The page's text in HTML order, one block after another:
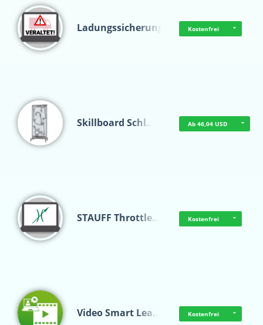
Ladungssicherung Kostenfrei
Skillboard Schl… Ab 46,04 USD
STAUFF Throttle… Kostenfrei
Video Smart Lea… Kostenfrei